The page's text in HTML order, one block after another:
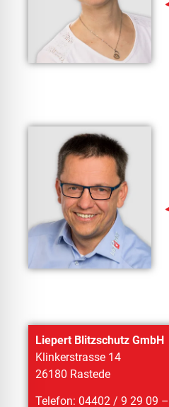
Liepert Blitzschutz GmbH
Klinkerstrasse 14
26180 Rastede
Telefon: 04402 / 9 29 09